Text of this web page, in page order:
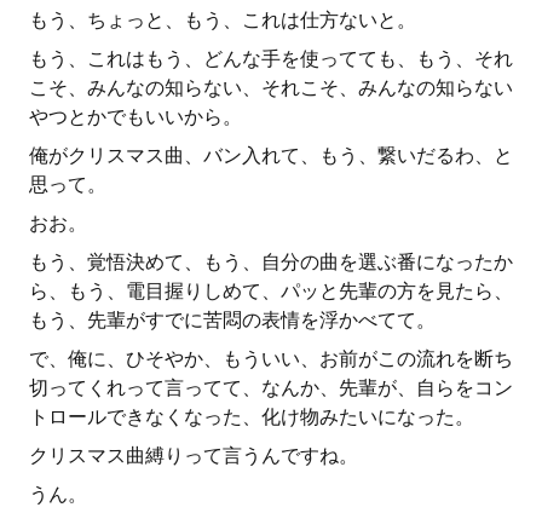
もう、ちょっと、もう、これは仕方ないと。
もう、これはもう、どんな手を使ってても、もう、それ
こそ、みんなの知らない、それこそ、みんなの知らない
やつとかでもいいから。
俺がクリスマス曲、バン入れて、もう、繋いだるわ、と
思って。
おお。
もう、覚悟決めて、もう、自分の曲を選ぶ番になったか
ら、もう、電目握りしめて、パッと先輩の方を見たら、
もう、先輩がすでに苦悶の表情を浮かべてて。
で、俺に、ひそやか、もういい、お前がこの流れを断ち
切ってくれって言ってて、なんか、先輩が、自らをコン
トロールできなくなった、化け物みたいになった。
クリスマス曲縛りって言うんですね。
うん。